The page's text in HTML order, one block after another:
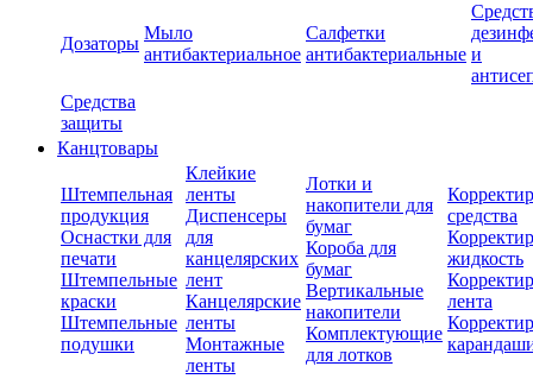
Дозаторы
Мыло
антибактериальное
Салфетки
антибактериальные и
Средства
защиты
Канцтовары
Штемпельная
продукция
Оснастки для
печати
Штемпельные
краски
Штемпельные
подушки
Клейкие
ленты
Диспенсеры
для
канцелярских
лент
Канцелярские
ленты
Монтажные
ленты
Лотки и
накопители для
бумаг
Короба для
бумаг
Вертикальные
накопители
Комплектующие
для лотков
средства
жидкость
лента